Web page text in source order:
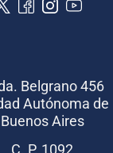
Belgrano 456
Autónoma de
Buenos Aires